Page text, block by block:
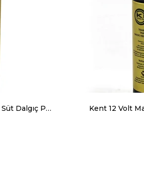
Kent 12 Volt Mazot Su, Süt Dalgıç Pompa, Mini Sintine Pompası Süzgeçli 42 mm Dış Çap